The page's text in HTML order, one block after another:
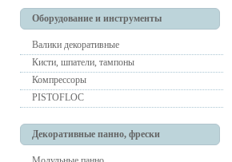
Оборудование и инструменты
Валики декоративные
Кисти, шпатели, тампоны
Компрессоры
PISTOFLOC
Декоративные панно, фрески